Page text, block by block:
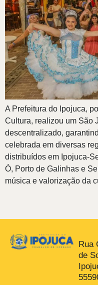
A Prefeitura do Ipojuca,
Cultura, realizou um São
descentralizado,
celebrada em diversas
distribuídos em Ipojuca-
Ó, Porto de Galinhas e
música e valorização da
Rua
de